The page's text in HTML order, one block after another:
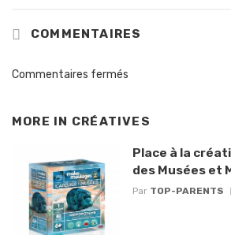
COMMENTAIRES
Commentaires fermés
MORE IN CRÉATIVES
Place à la
des Musées et
Par TOP-PARENTS